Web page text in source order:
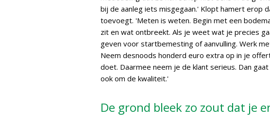
bij de aanleg iets misgegaan.' Klopt hamert erop
toevoegt. 'Meten is weten. Begin met een
zit en wat ontbreekt. Als je weet wat je precies
geven voor startbemesting of aanvulling. Werk
Neem desnoods honderd euro extra op in je
doet. Daarmee neem je de klant serieus. Dan
ook om de kwaliteit.'
De grond bleek zo zout dat je